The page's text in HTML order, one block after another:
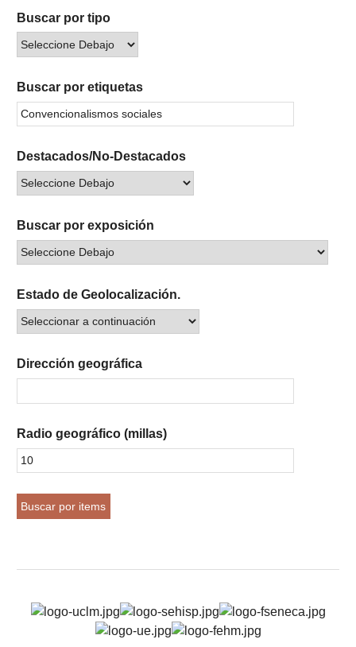
Buscar por tipo
Buscar por etiquetas
Destacados/No-Destacados
Buscar por exposición
Estado de Geolocalización.
Dirección geográfica
Radio geográfico (millas)